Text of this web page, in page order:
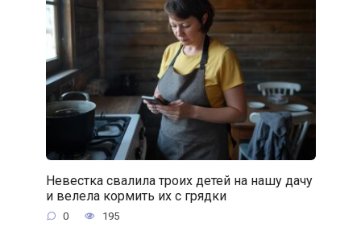
Невестка свалила троих детей на нашу дачу
и велела кормить их с грядки
0 195